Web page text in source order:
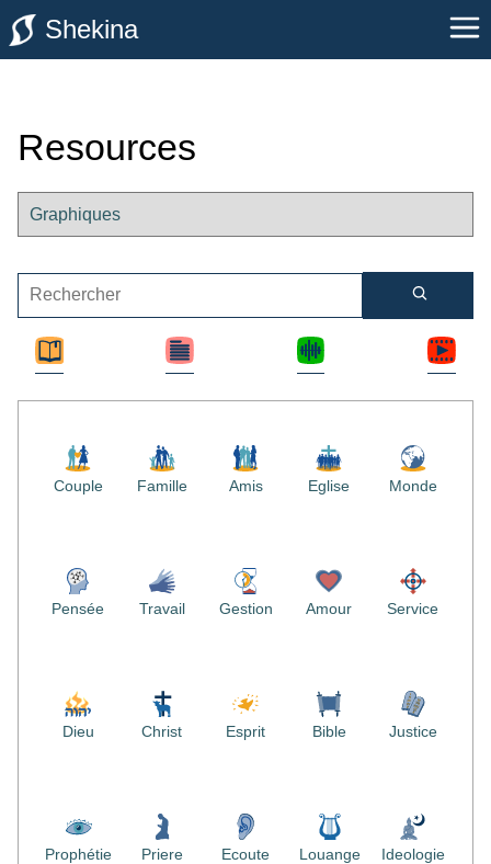
Shekina
Resources
Couple Famille Amis Eglise Monde
Pensée Travail Gestion Amour Service
Dieu Christ Esprit Bible Justice
Prophétie Priere Ecoute Louange Ideologie